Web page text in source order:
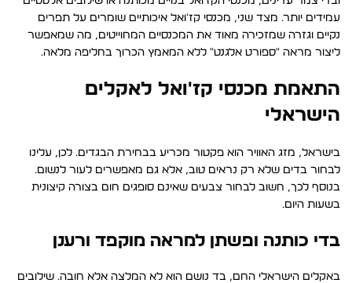
עמידים יותר. מצד שני, מכנסי קז'ואל איכותיים שומרים על תפרים
נקיים וגזרה שמזכירה מאוד את המכנסיים המחוייטים, מה שמאפשר
ליצור מראה "ספורט אלגנט" ללא המאמץ הכרוך בחליפה מלאה.
התאמת מכנסי קז'ואל לאקלים
הישראלי
בישראל, מזג האוויר הוא פקטור מכריע בבחירת הבגדים. לכן, עלינו
לבחור בדים שלא רק נראים טוב, אלא גם מאפשרים לעור לנשום.
בנוסף לכך, חשוב לבחור צבעים שאינם סופגים חום בצורה קיצונית
בשעות היום.
בדי כותנה ופשתן למראה מוקפד ורענן
באקלים הישראלי החם, בד נושם הוא לא המלצה אלא חובה. שילובים